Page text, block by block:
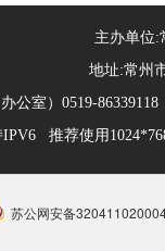
主办单位:
地址:常州
公室）0519-
IPV6 推荐使用
苏公网安备